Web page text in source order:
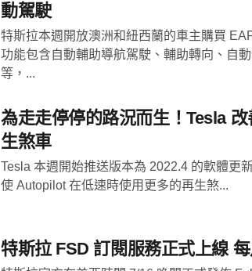
動駕駛
特斯拉本週開放澳洲和紐西蘭的車主購買
功能包含自動輔助導航駕駛、輔助轉向、自
等，...
為走走停停的路況而生！Tesla
生煞車
Tesla 本週開始推送版本為 2022.4 的軟體更
使 Autopilot 在低速時使用更多的再生煞...
特斯拉 FSD 訂閱服務正式上線